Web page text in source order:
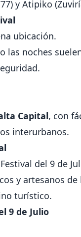
y Atipiko
ubicación.
las noches
Capital, con
interurbanos.
del 9 de
y artesanos
turístico.
9 de Julio